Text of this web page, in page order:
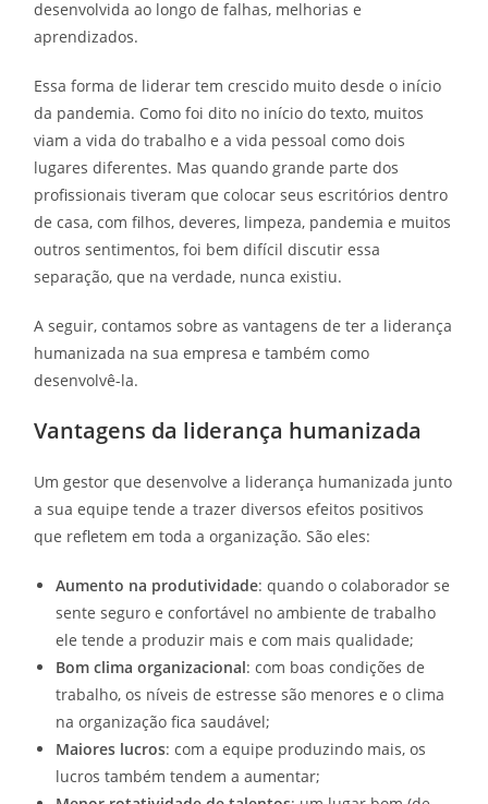
desenvolvida ao longo de falhas, melhorias e
aprendizados.
Essa forma de liderar tem crescido muito desde o início
da pandemia. Como foi dito no início do texto, muitos
viam a vida do trabalho e a vida pessoal como dois
lugares diferentes. Mas quando grande parte dos
profissionais tiveram que colocar seus escritórios dentro
de casa, com filhos, deveres, limpeza, pandemia e muitos
outros sentimentos, foi bem difícil discutir essa
separação, que na verdade, nunca existiu.
A seguir, contamos sobre as vantagens de ter a liderança
humanizada na sua empresa e também como
desenvolvê-la.
Vantagens da liderança humanizada
Um gestor que desenvolve a liderança humanizada junto
a sua equipe tende a trazer diversos efeitos positivos
que refletem em toda a organização. São eles:
Aumento na produtividade: quando o colaborador se
sente seguro e confortável no ambiente de trabalho
ele tende a produzir mais e com mais qualidade;
Bom clima organizacional: com boas condições de
trabalho, os níveis de estresse são menores e o clima
na organização fica saudável;
Maiores lucros: com a equipe produzindo mais, os
lucros também tendem a aumentar;